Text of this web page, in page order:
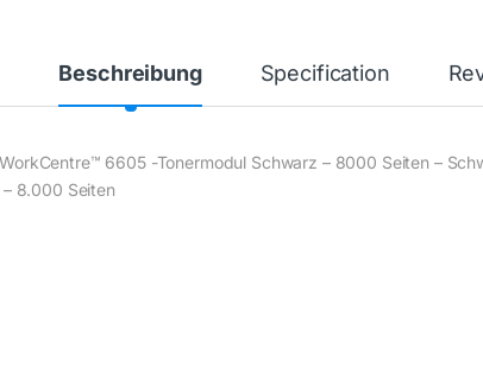
Beschreibung Specification
6605 -Tonermodul Schwarz – 8000 Seiten –
8.000 Seiten